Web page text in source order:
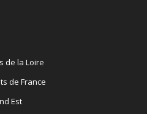
de la Loire
de France
Est